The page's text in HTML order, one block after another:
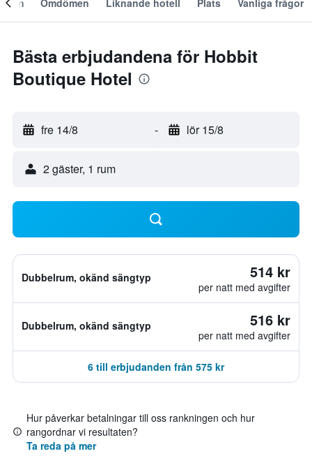
Bästa erbjudandena för Hobbit
Boutique Hotel
fre 14/8 - lör 15/8
2 gäster, 1 rum
Dubbelrum, okänd sängtyp 514 kr
per natt med avgifter
Dubbelrum, okänd sängtyp 516 kr
per natt med avgifter
6 till erbjudanden från 575 kr
Hur påverkar betalningar till oss rankningen och hur
rangordnar vi resultaten?
Ta reda på mer